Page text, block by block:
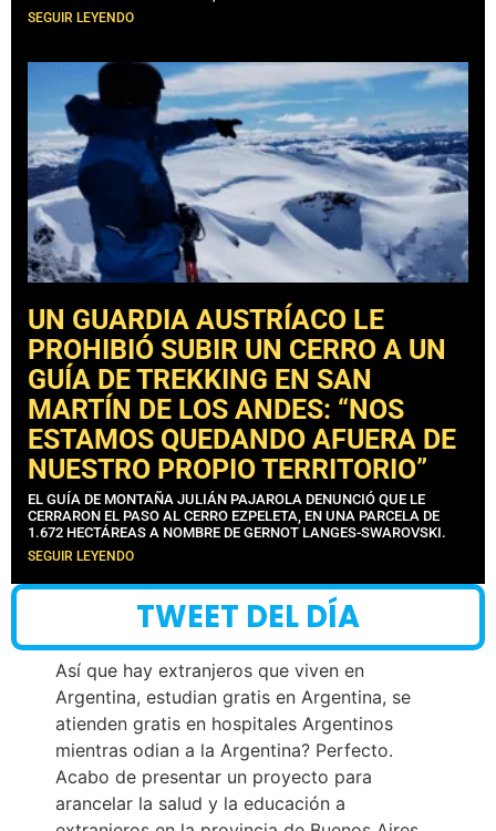
SEGUIR LEYENDO
UN GUARDIA AUSTRÍACO LE
PROHIBIÓ SUBIR UN CERRO A UN
GUÍA DE TREKKING EN SAN
MARTÍN DE LOS ANDES: “NOS
ESTAMOS QUEDANDO AFUERA DE
NUESTRO PROPIO TERRITORIO”
EL GUÍA DE MONTAÑA JULIÁN PAJAROLA DENUNCIÓ QUE LE
CERRARON EL PASO AL CERRO EZPELETA, EN UNA PARCELA DE
1.672 HECTÁREAS A NOMBRE DE GERNOT LANGES-SWAROVSKI.
SEGUIR LEYENDO
TWEET DEL DÍA
Así que hay extranjeros que viven en
Argentina, estudian gratis en Argentina, se
atienden gratis en hospitales Argentinos
mientras odian a la Argentina? Perfecto.
Acabo de presentar un proyecto para
arancelar la salud y la educación a